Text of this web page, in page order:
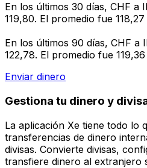
En los últimos 30 días, CHF a
119,80. El promedio fue
En los últimos 90 días, CHF a
122,78. El promedio fue
Enviar dinero
Gestiona tu dinero y
La aplicación Xe tiene todo lo
transferencias de dinero
divisas. Convierte divisas,
transfiere dinero al extranjero